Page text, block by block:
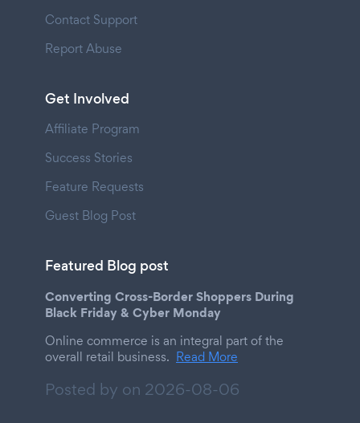
Contact Support
Report Abuse
Get Involved
Affiliate Program
Success Stories
Feature Requests
Guest Blog Post
Featured Blog post
Converting Cross-Border Shoppers During
Black Friday & Cyber Monday
Online commerce is an integral part of the
overall retail business. Read More
Posted by on 2026-08-06